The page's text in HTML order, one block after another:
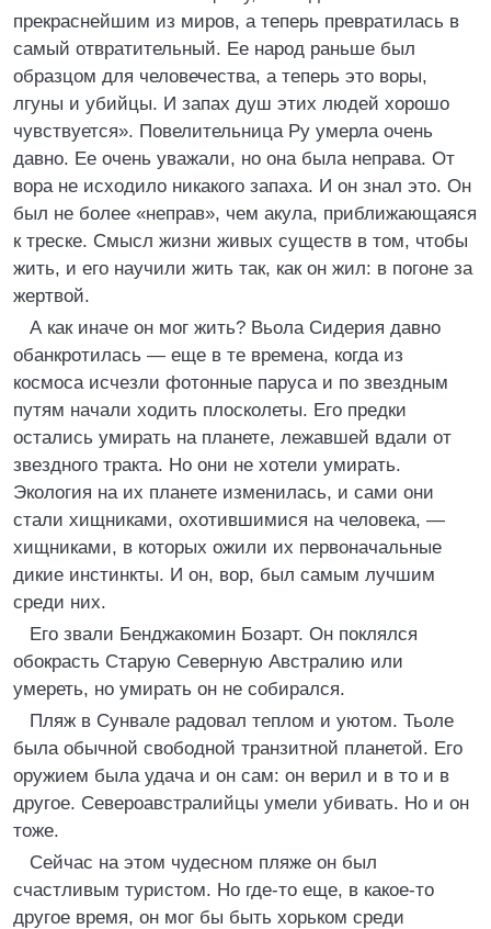
прекраснейшим из миров, а теперь превратилась в
самый отвратительный. Ее народ раньше был
образцом для человечества, а теперь это воры,
лгуны и убийцы. И запах душ этих людей хорошо
чувствуется». Повелительница Ру умерла очень
давно. Ее очень уважали, но она была неправа. От
вора не исходило никакого запаха. И он знал это. Он
был не более «неправ», чем акула, приближающаяся
к треске. Смысл жизни живых существ в том, чтобы
жить, и его научили жить так, как он жил: в погоне за
жертвой.
А как иначе он мог жить? Вьола Сидерия давно
обанкротилась — еще в те времена, когда из
космоса исчезли фотонные паруса и по звездным
путям начали ходить плосколеты. Его предки
остались умирать на планете, лежавшей вдали от
звездного тракта. Но они не хотели умирать.
Экология на их планете изменилась, и сами они
стали хищниками, охотившимися на человека, —
хищниками, в которых ожили их первоначальные
дикие инстинкты. И он, вор, был самым лучшим
среди них.
Его звали Бенджакомин Бозарт. Он поклялся
обокрасть Старую Северную Австралию или
умереть, но умирать он не собирался.
Пляж в Сунвале радовал теплом и уютом. Тьоле
была обычной свободной транзитной планетой. Его
оружием была удача и он сам: он верил и в то и в
другое. Североавстралийцы умели убивать. Но и он
тоже.
Сейчас на этом чудесном пляже он был
счастливым туристом. Но где-то еще, в какое-то
другое время, он мог бы быть хорьком среди